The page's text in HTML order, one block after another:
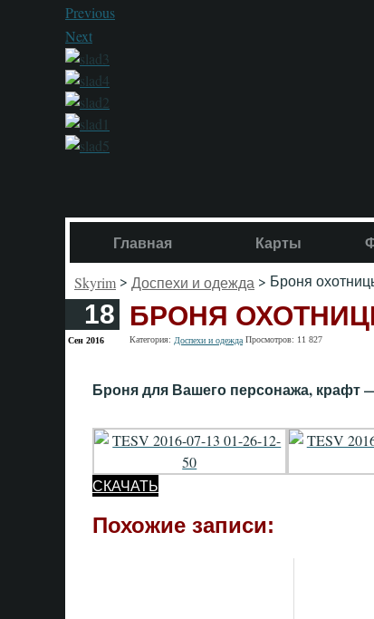
Previous
Next
Главная Карты
Skyrim > Доспехи и одежда > Броня
18
Сен 2016
БРОНЯ
Категория: Доспехи и одежда Просмотров: 11 827
Броня для Вашего персонажа, крафт
СКАЧАТЬ
Похожие записи: